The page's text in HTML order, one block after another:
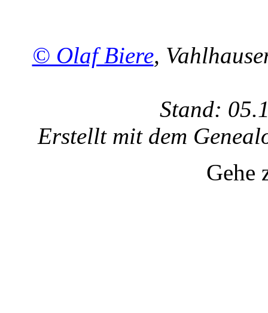
© Olaf Biere,
Stand:
Erstellt mit dem
Gehe